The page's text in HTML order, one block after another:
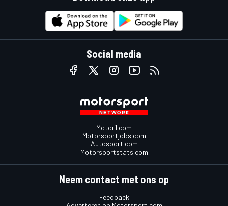
Social media
Motor1.com
Motorsportjobs.com
Autosport.com
Motorsportstats.com
Neem contact met ons op
Feedback